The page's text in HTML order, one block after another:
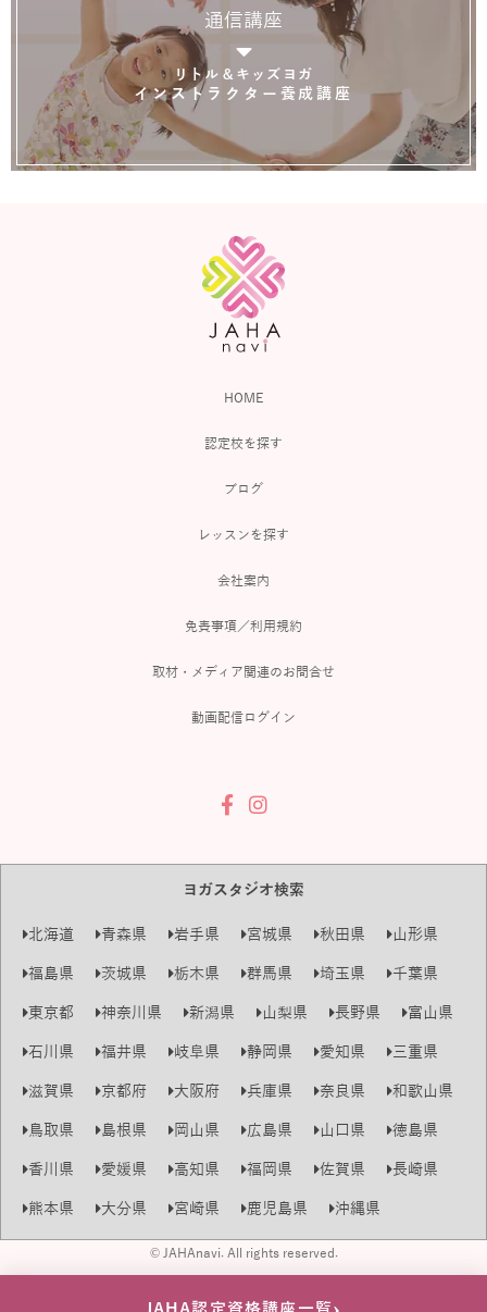
通信講座
リトル＆キッズヨガ
インストラクター養成講座
HOME
認定校を探す
ブログ
レッスンを探す
会社案内
免責事項／利用規約
取材・メディア関連のお問合せ
動画配信ログイン
ヨガスタジオ検索
北海道 青森県 岩手県 宮城県 秋田県
山形県
福島県
茨城県 栃木県 群馬県 埼玉県
千葉県
東京都
神奈川県 新潟県 山梨県 長野県
富山県
石川県
福井県 岐阜県 静岡県 愛知県
三重県
滋賀県
京都府 大阪府 兵庫県 奈良県
和歌山県
鳥取県
島根県 岡山県 広島県 山口県
徳島県
香川県
愛媛県 高知県 福岡県 佐賀県
長崎県
熊本県
大分県 宮崎県 鹿児島県 沖縄県
© JAHAnavi. All rights reserved.
JAHA認定資格講座一覧